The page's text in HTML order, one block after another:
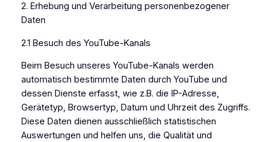
2. Erhebung und Verarbeitung personenbezogener
Daten
2.1 Besuch des YouTube-Kanals
Beim Besuch unseres YouTube-Kanals werden
automatisch bestimmte Daten durch YouTube und
dessen Dienste erfasst, wie z.B. die IP-Adresse,
Gerätetyp, Browsertyp, Datum und Uhrzeit des Zugriffs.
Diese Daten dienen ausschließlich statistischen
Auswertungen und helfen uns, die Qualität und